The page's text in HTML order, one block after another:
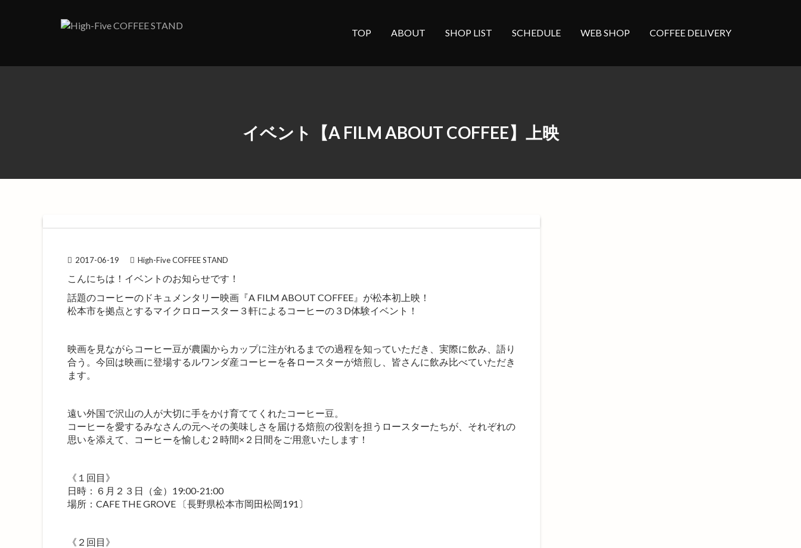
TOP ABOUT SHOP LIST SCHEDULE WEB SHOP COFFEE DELIVERY
イベント【A FILM ABOUT COFFEE】上映
2017-06-19 High-Five COFFEE STAND
こんにちは！イベントのお知らせです！
話題のコーヒーのドキュメンタリー映画『A FILM ABOUT COFFEE』が松本初上映！
松本市を拠点とするマイクロロースター３軒によるコーヒーの３D体験イベント！
映画を見ながらコーヒー豆が農園からカップに注がれるまでの過程を知っていただき、実際に飲み、語り
合う。今回は映画に登場するルワンダ産コーヒーを各ロースターが焙煎し、皆さんに飲み比べていただき
ます。
遠い外国で沢山の人が大切に手をかけ育ててくれたコーヒー豆。
コーヒーを愛するみなさんの元へその美味しさを届ける焙煎の役割を担うロースターたちが、それぞれの
思いを添えて、コーヒーを愉しむ２時間×２日間をご用意いたします！
《１回目》
日時：６月２３日（金）19:00-21:00
場所：CAFE THE GROVE 〔長野県松本市岡田松岡191〕
《２回目》